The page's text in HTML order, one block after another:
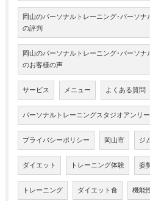
岡山のパーソナルトレーニング･パーソ
の評判
岡山のパーソナルトレーニング･パーソ
のお客様の声
サービス メニュー よくある質問
パーソナルトレーニングスタジオアンリ
プライバシーポリシー 岡山市 ジ
ダイエット トレーニング体験 姿
トレーニング ダイエット食 機能